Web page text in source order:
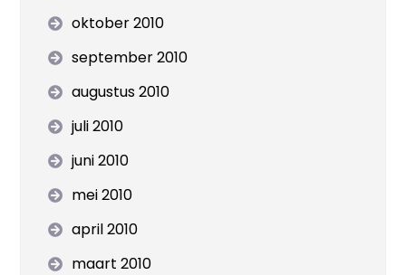
oktober 2010
september 2010
augustus 2010
juli 2010
juni 2010
mei 2010
april 2010
maart 2010